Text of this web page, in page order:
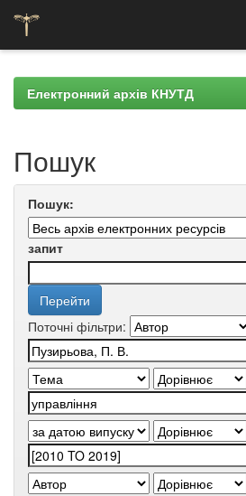
navigationЕлектронний архів КНУТД
Пошук
Пошук:
запит
Поточні фільтри: